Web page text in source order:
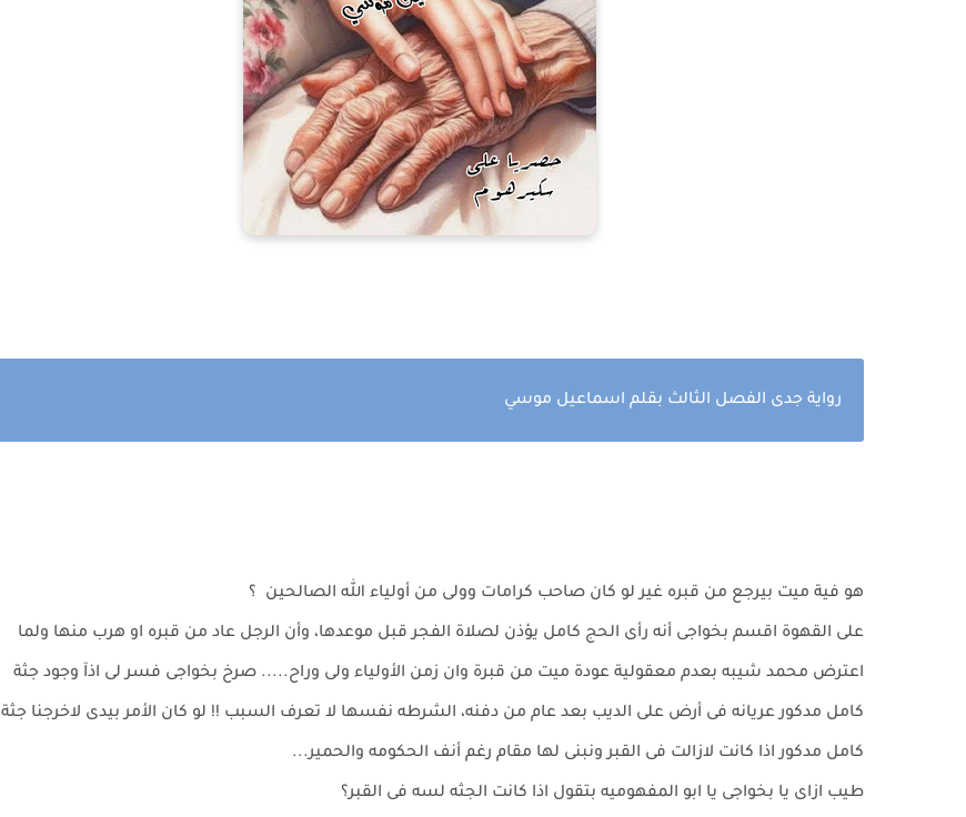
رواية جدى الفصل الثالث بقلم اسماعيل موسي
هو فية ميت بيرجع من قبره غير لو كان صاحب كرامات وولى من أولياء الله الصالحين ؟
على القهوة اقسم بخواجى أنه رأى الحج كامل يؤذن لصلاة الفجر قبل موعدها، وأن الرجل عاد من قبره او هرب منها ولما
اعترض محمد شيبه بعدم معقولية عودة ميت من قبرة وان زمن الأولياء ولى وراح..... صرخ بخواجى فسر لى اذآ وجود جثة
كامل مدكور عريانه فى أرض على الديب بعد عام من دفنه، الشرطه نفسها لا تعرف السبب !! لو كان الأمر بيدى لاخرجنا جثة
كامل مدكور اذا كانت لازالت فى القبر ونبنى لها مقام رغم أنف الحكومه والحمير...
طيب ازاى يا بخواجى يا ابو المفهوميه بتقول اذا كانت الجثه لسه فى القبر؟